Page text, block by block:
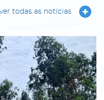
ver todas as notícias